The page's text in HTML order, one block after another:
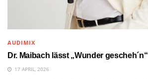
AUDIMIX
Dr. Maibach lässt „Wunder gescheh´n“
17 APRIL, 2026